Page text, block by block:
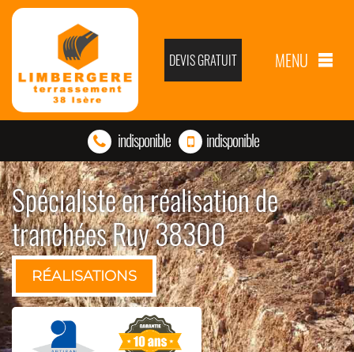
DEVIS GRATUIT MENU
indisponible indisponible
Spécialiste en réalisation de
tranchées Ruy 38300
RÉALISATIONS